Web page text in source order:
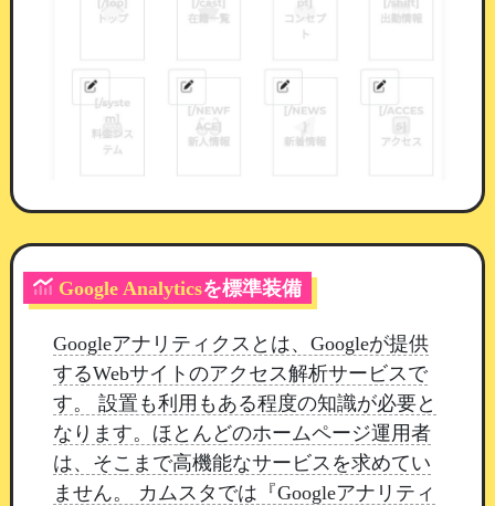
なポイント
：会員ひとりが1日に引ける回
期間中の上限回数：会員ひとりが期間を通し
て引ける回数
す
抽選の決め方は2種類
確率式：景品ごとの「重み」で決めます。何
人が当たっても構わない場合に向いています
在庫式：縁日のくじ引きと同じで、「残り本
数」がそのまま当たりやすさになります。全
部なくなるとはずれだけになります
Google Analyticsを標準装備
Googleアナリティクスとは、Googleが提供
するWebサイトのアクセス解析サービスで
す。 設置も利用もある程度の知識が必要と
なります。ほとんどのホームページ運用者
は、そこまで高機能なサービスを求めてい
ません。 カムスタでは『Googleアナリティ